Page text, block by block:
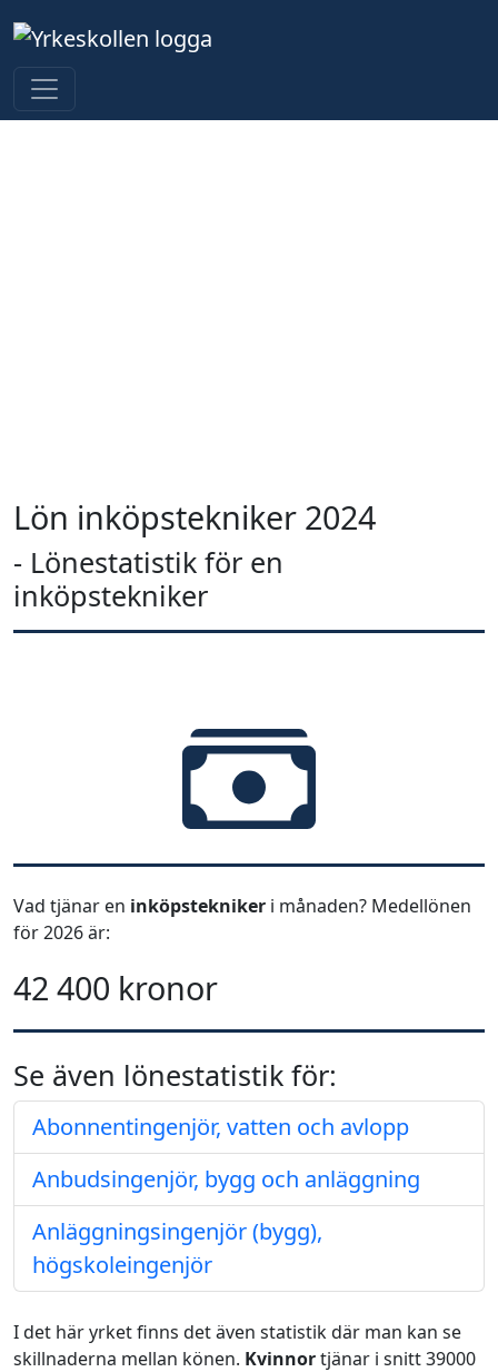
Lön inköpstekniker 2024
- Lönestatistik för en
inköpstekniker
Vad tjänar en inköpstekniker i månaden? Medellönen
för 2026 är:
42 400 kronor
Se även lönestatistik för:
Abonnentingenjör, vatten och avlopp
Anbudsingenjör, bygg och anläggning
Anläggningsingenjör (bygg),
högskoleingenjör
I det här yrket finns det även statistik där man kan se
skillnaderna mellan könen. Kvinnortjänar i snitt 39000